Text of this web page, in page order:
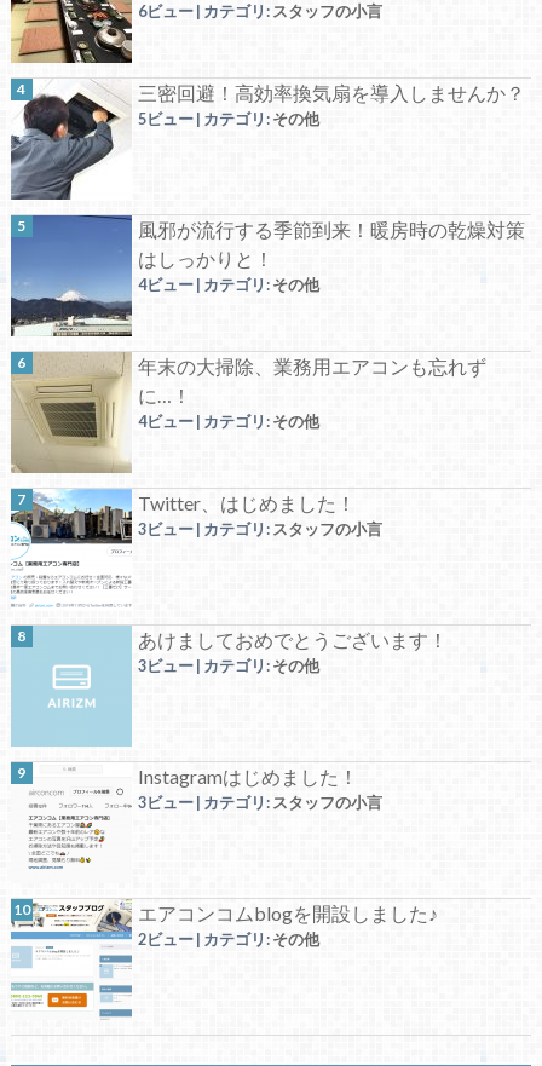
6ビュー| カテゴリ:スタッフの小言
三密回避！高効率換気扇を導入しませんか？
5ビュー| カテゴリ:その他
風邪が流行する季節到来！暖房時の乾燥対策
はしっかりと！
4ビュー| カテゴリ:その他
年末の大掃除、業務用エアコンも忘れず
に…！
4ビュー| カテゴリ:その他
Twitter、はじめました！
3ビュー| カテゴリ:スタッフの小言
あけましておめでとうございます！
3ビュー| カテゴリ:その他
Instagramはじめました！
3ビュー| カテゴリ:スタッフの小言
エアコンコムblogを開設しました♪
2ビュー| カテゴリ:その他